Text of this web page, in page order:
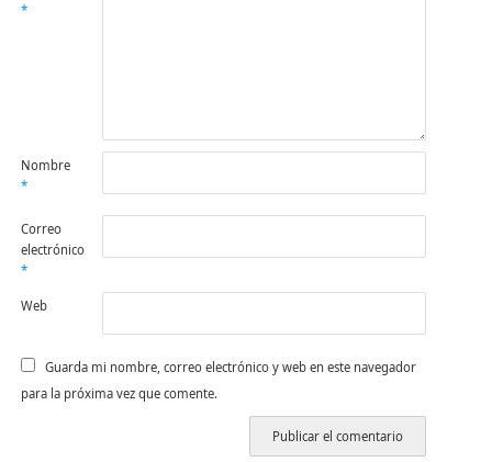
*
Nombre
*
Correo
electrónico
*
Web
Guarda mi nombre, correo electrónico y web en este navegador
para la próxima vez que comente.